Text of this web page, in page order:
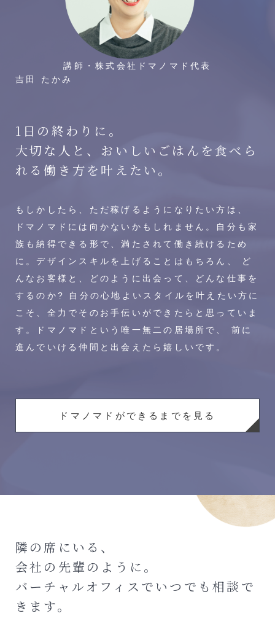
講師・株式会社ドマノマド代表
吉田 たかみ
1日の終わりに。
大切な人と、おいしいごはんを 食べら
れる働き方を叶えたい。
もしかしたら、ただ稼げるようになりたい方は、
ドマノマドには向かないかもしれません。自分も家
族も納得できる形で、満たされて働き続けるため
に。デザインスキルを上げることはもちろん、 ど
んなお客様と、どのように出会って、どんな仕事を
するのか? 自分の心地よいスタイルを叶えたい方に
こそ、全力でそのお手伝いができたらと思っていま
す。ドマノマドという唯一無二の居場所で、 前に
進んでいける仲間と出会えたら嬉しいです。
ドマノマドができるまでを見る
隣の席にいる、
会社の先輩のように。
バーチャルオフィスでいつでも相談で
きます。